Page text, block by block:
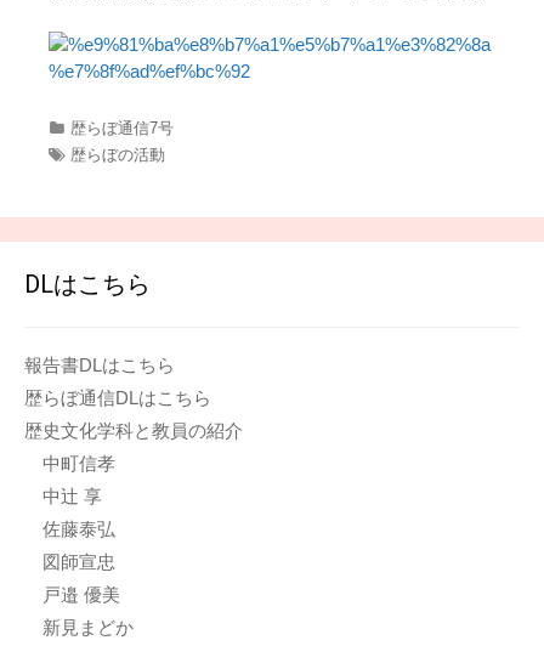
カ
テ
ー
歴らぼ通信7号
タ
歴らぼの活動
DLはこちら
報告書DLはこちら
歴らぼ通信DLはこちら
歴史文化学科と教員の紹介
中町信孝
中辻 享
佐藤泰弘
図師宣忠
戸邉 優美
新見まどか